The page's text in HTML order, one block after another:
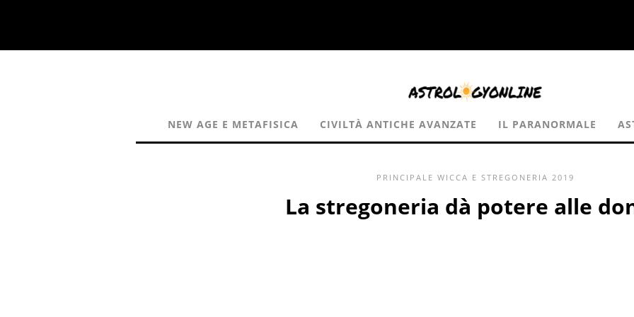
NEW AGE E METAFISICA CIVILTÀ ANTICHE AVANZATE IL PARANORMALE
PRINCIPALE WICCA E STREGONERIA 2019
La stregoneria dà potere alle